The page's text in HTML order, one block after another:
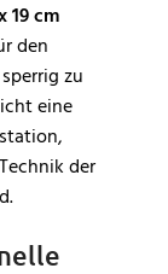
19 cm
den
zu
eine
der